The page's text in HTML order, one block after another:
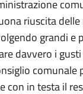
riuscita
grandi e
davvero i
comunale
con in testa il